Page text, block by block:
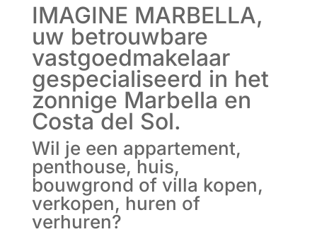
IMAGINE MARBELLA,
uw betrouwbare
vastgoedmakelaar
gespecialiseerd in het
zonnige Marbella en
Costa del Sol.
Wil je een appartement,
penthouse, huis,
bouwgrond of villa kopen,
verkopen, huren of
verhuren?